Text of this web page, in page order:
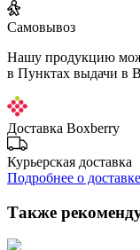
Самовывоз
Нашу продукцию
в Пунктах выдачи в
Доставка Boxberry
Курьерская доставка
Подробнее о доставке
Также